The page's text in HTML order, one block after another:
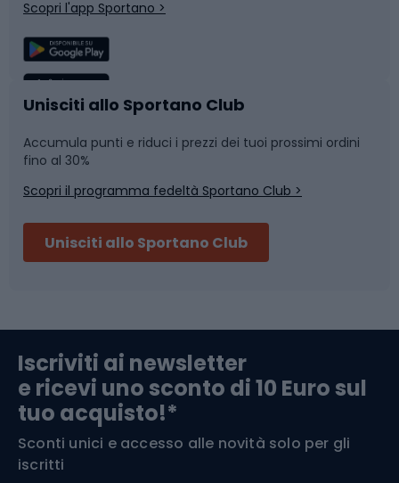
Sport di squadra
Caschi da ciclismo
Skitouring
Abbigliamento da escursionismo
Camminata nordica
Nuoto
Pattinaggio
Componenti per biciclette
Arrampicata
Medicina dello sport
Scopri l'app Sportano >
Unisciti allo Sportano Club
Accumula punti e riduci i prezzi dei tuoi prossimi ordini
fino al 30%
Scopri il programma fedeltà Sportano Club >
Unisciti allo Sportano Club
Iscriviti ai newsletter
e ricevi uno sconto di 10 Euro sul
tuo acquisto!*
Sconti unici e accesso alle novità solo per gli
iscritti